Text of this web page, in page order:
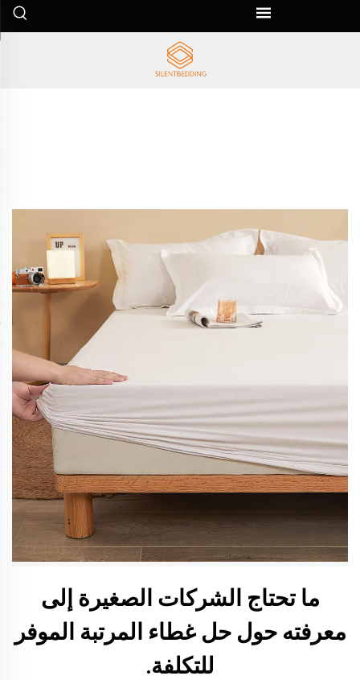
ما تحتاج الشركات الصغيرة إلى
معرفته حول حل غطاء المرتبة الموفر
للتكلفة.